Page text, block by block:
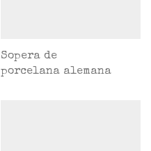
Sopera de
porcelana alemana